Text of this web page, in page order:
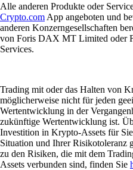
Alle anderen Produkte oder
Crypto.com App angeboten und
anderen Konzerngesellschaften
von Foris DAX MT Limited oder
Services.
Trading mit oder das Halten von
möglicherweise nicht für jeden
Wertentwicklung in der
zukünftige Wertentwicklung ist.
Investition in Krypto-Assets für
Situation und Ihrer Risikotoleranz
zu den Risiken, die mit dem
Assets verbunden sind, finden Sie